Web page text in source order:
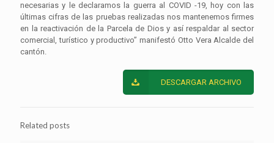
necesarias y le declaramos la guerra al COVID -19, hoy con las
últimas cifras de las pruebas realizadas nos mantenemos firmes
en la reactivación de la Parcela de Dios y así respaldar al sector
comercial, turístico y productivo” manifestó Otto Vera Alcalde del
cantón.
DESCARGAR ARCHIVO
Related posts